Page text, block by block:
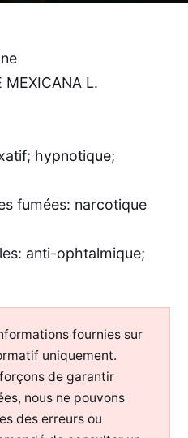
MEXICANA L.
hypnotique;
fumées: narcotique
anti-ophtalmique;
fournies sur
uniquement.
de garantir
nous ne pouvons
des erreurs ou